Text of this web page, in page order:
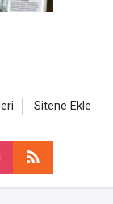
Sitene Ekle